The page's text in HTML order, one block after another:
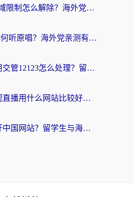
优酷手机app地域限制怎么解除？海外党亲测有效的追剧方案
全民K歌国外如何听原唱？海外党亲测有效的回国加速器选择指南
在海外如果使用交管12123怎么处理？留学生亲测有效的回国加速方案
海外看国内电视直播用什么网站比较好？一篇解决你所有追剧难题的实用指南
在国外如何打开中国网站？留学生与海外华人的无缝访问指南